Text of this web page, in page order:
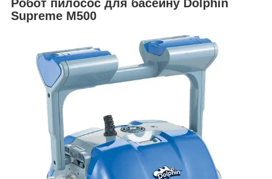
Робот пилосос для басейну Dolphin
Supreme M500